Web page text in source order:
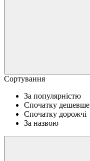
Сортування
За популярністю
Спочатку дешевше
Спочатку дорожчі
За назвою